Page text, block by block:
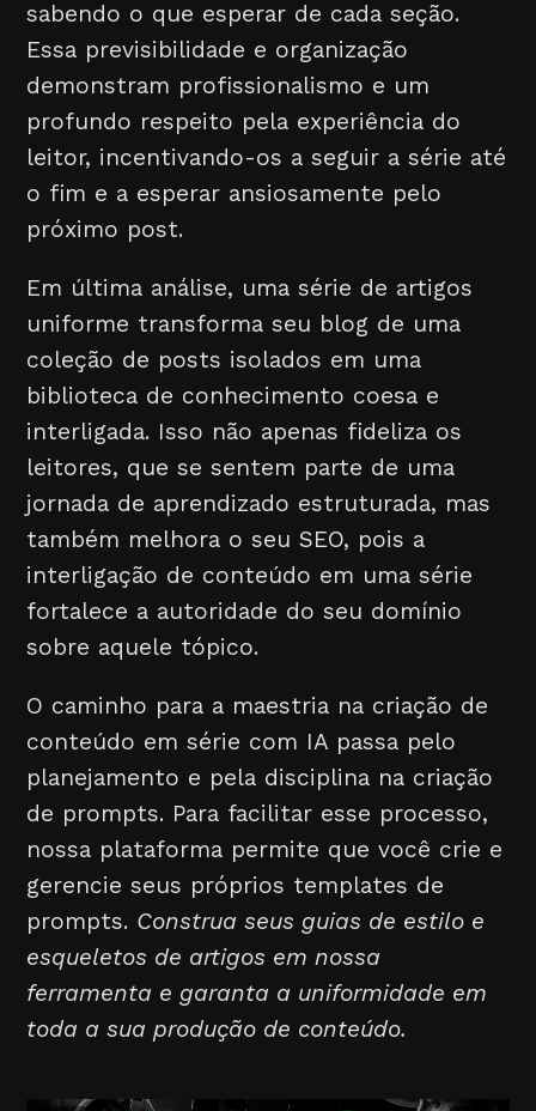
sabendo o que esperar de cada seção.
Essa previsibilidade e organização
demonstram profissionalismo e um
profundo respeito pela experiência do
leitor, incentivando-os a seguir a série até
o fim e a esperar ansiosamente pelo
próximo post.
Em última análise, uma série de artigos
uniforme transforma seu blog de uma
coleção de posts isolados em uma
biblioteca de conhecimento coesa e
interligada. Isso não apenas fideliza os
leitores, que se sentem parte de uma
jornada de aprendizado estruturada, mas
também melhora o seu SEO, pois a
interligação de conteúdo em uma série
fortalece a autoridade do seu domínio
sobre aquele tópico.
O caminho para a maestria na criação de
conteúdo em série com IA passa pelo
planejamento e pela disciplina na criação
de prompts. Para facilitar esse processo,
nossa plataforma permite que você crie e
gerencie seus próprios templates de
prompts. Construa seus guias de estilo e
esqueletos de artigos em nossa
ferramenta e garanta a uniformidade em
toda a sua produção de conteúdo.